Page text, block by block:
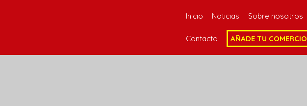
Inicio Noticias Sobre nosotros
Contacto AÑADE TU COMERCIO